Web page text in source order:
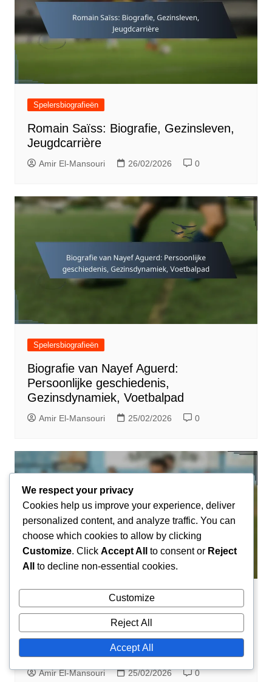
Spelersbiografieën
Romain Saïss: Biografie, Gezinsleven,
Jeugdcarrière
Amir El-Mansouri 26/02/2026 0
Spelersbiografieën
Biografie van Nayef Aguerd:
Persoonlijke geschiedenis,
Gezinsdynamiek, Voetbalpad
Amir El-Mansouri 25/02/2026 0
Munir El Haddadi: Persoonlijke
geschiedenis, Familieondersteuning,
Amir El-Mansouri 25/02/2026 0
We respect your privacy
Cookies help us improve your experience, deliver
personalized content, and analyze traffic. You can
choose which cookies to allow by clicking
Customize. Click Accept All to consent or Reject
All
to decline non-essential cookies.
Customize
Reject All
Accept All